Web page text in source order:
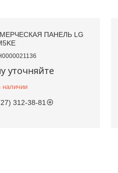
ПАНЕЛЬ LG
уточняйте
наличии
312-38-81